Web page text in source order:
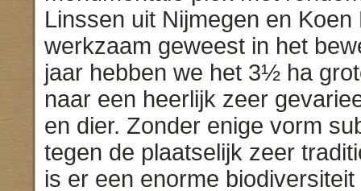
Linssen uit Nijmegen en
werkzaam geweest in het
jaar hebben we het 3½ ha
naar een heerlijk zeer
en dier. Zonder enige vorm
tegen de plaatselijk zeer
is er een enorme